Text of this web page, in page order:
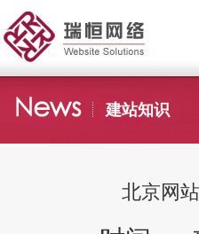
建站知识
北京网